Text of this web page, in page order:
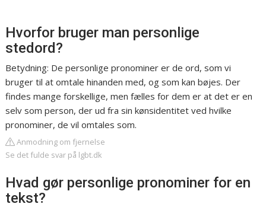
Hvorfor bruger man personlige
stedord?
Betydning: De personlige pronominer er de ord, som vi
bruger til at omtale hinanden med, og som kan bøjes. Der
findes mange forskellige, men fælles for dem er at det er en
selv som person, der ud fra sin kønsidentitet ved hvilke
pronominer, de vil omtales som.
Anmodning om fjernelse
Se det fulde svar på lgbt.dk
Hvad gør personlige pronominer for en
tekst?